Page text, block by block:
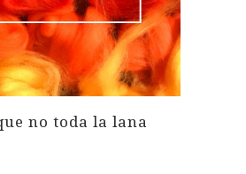
no toda la lana